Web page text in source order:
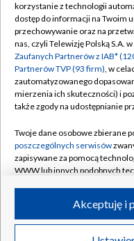
Abonament TVP
Emisja w TVP
Centrum informacji
Naziemna Telewizja
Rada Programowa
System NOS
Informacje o nadawcy
Program dla prasy
©2026
korzystanie z technologii
dostęp do informacji na Twoim
przechowywanie oraz na
nas, czyli Telewizję Polską S.A.
Zaufanych Partnerów z IAB*
Partnerów TVP (93 firm), w
zautomatyzowanego
mierzenia ich skuteczności) i
także zgody na udostępnianie
Twoje dane osobowe zbierane
poszczególnych serwisów
zapisywane za pomocą
WWW lub innych podobnych
ruchu w Internecie.
Twoje dane osobowe zbierane
Akceptuję i